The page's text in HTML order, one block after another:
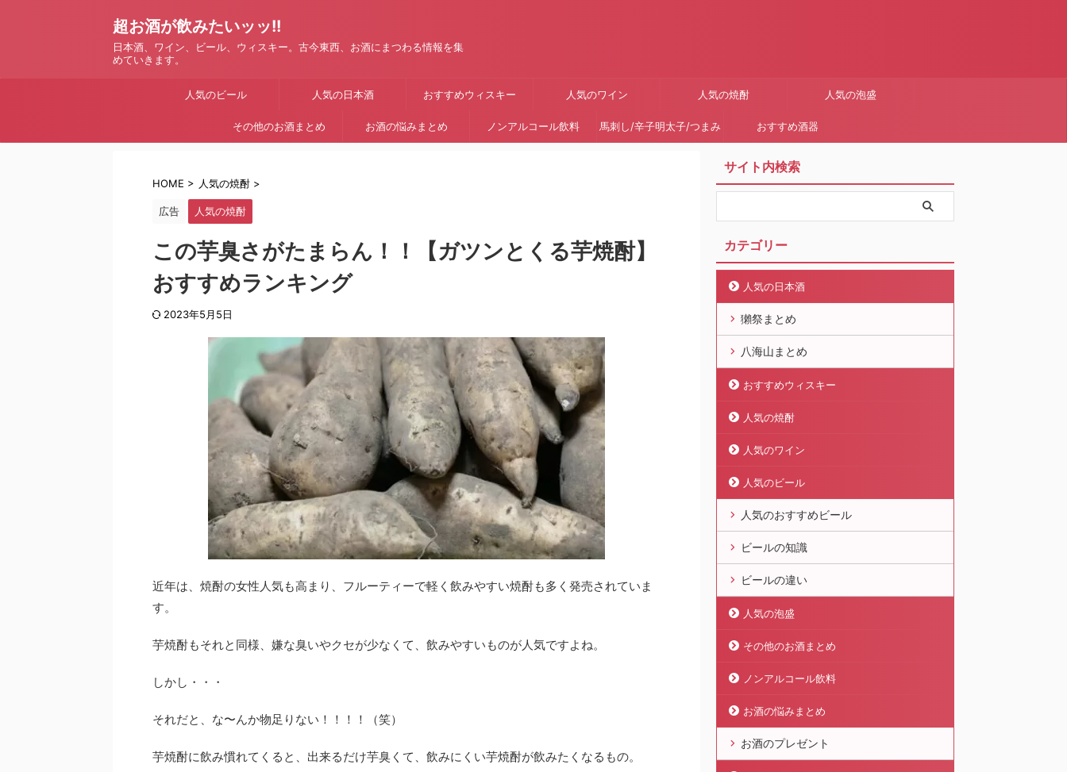
超お酒が飲みたいッッ!!
日本酒、ワイン、ビール、ウィスキー。古今東西、お酒にまつわる情報を集
めていきます。
人気のビール 人気の日本酒 おすすめウィスキー 人気のワイン 人気の焼酎 人気の泡盛
その他のお酒まとめ お酒の悩みまとめ ノンアルコール飲料 馬刺し/辛子明太子/つまみ おすすめ酒器
HOME > 人気の焼酎 >
広告 人気の焼酎
この芋臭さがたまらん！！【ガツンとくる芋焼酎】
おすすめランキング
2023年5月5日
近年は、焼酎の女性人気も高まり、フルーティーで軽く飲みやすい焼酎も多く発売されていま
す。
芋焼酎もそれと同様、嫌な臭いやクセが少なくて、飲みやすいものが人気ですよね。
しかし・・・
それだと、な〜んか物足りない！！！！（笑）
芋焼酎に飲み慣れてくると、出来るだけ芋臭くて、飲みにくい芋焼酎が飲みたくなるもの。
サイト内検索
カテゴリー
人気の日本酒
獺祭まとめ
八海山まとめ
おすすめウィスキー
人気の焼酎
人気のワイン
人気のビール
人気のおすすめビール
ビールの知識
ビールの違い
人気の泡盛
その他のお酒まとめ
ノンアルコール飲料
お酒の悩みまとめ
お酒のプレゼント